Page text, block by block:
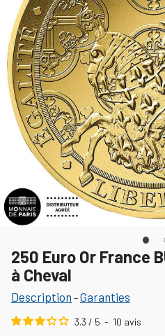
250 Euro Or France
à Cheval
Description -Garanties
3.3 / 5 - 10 avis